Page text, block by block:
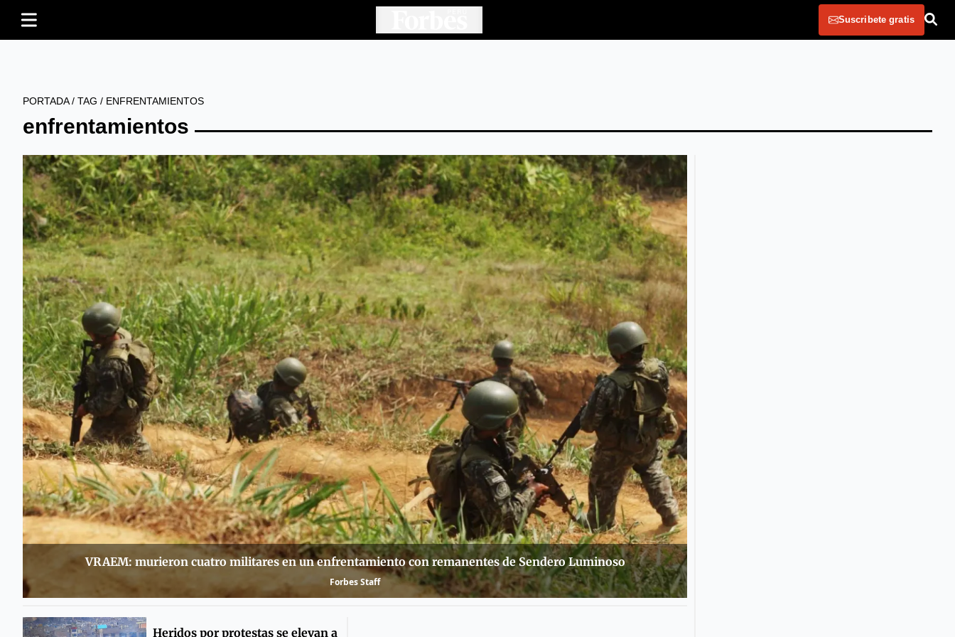
Suscribete gratis
PORTADA/ TAG / ENFRENTAMIENTOS
enfrentamientos
VRAEM: murieron cuatro militares en un enfrentamiento con remanentes de Sendero Luminoso
Forbes Staff
Heridos por protestas se elevan a